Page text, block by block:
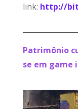
link: http://
Patrimônio
se em game